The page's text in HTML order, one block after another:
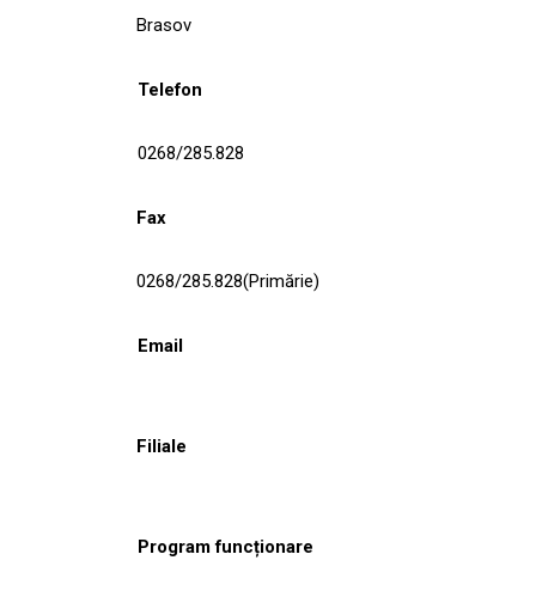
Brasov
Telefon
0268/285.828
Fax
0268/285.828(Primărie)
Email
Filiale
Program funcționare